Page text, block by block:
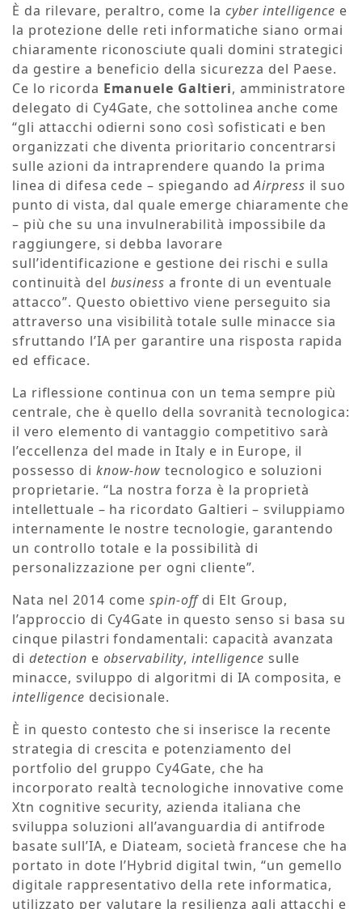
È da rilevare, peraltro, come la cyber intelligence e
la protezione delle reti informatiche siano ormai
chiaramente riconosciute quali domini strategici
da gestire a beneficio della sicurezza del Paese.
Ce lo ricorda Emanuele Galtieri, amministratore
delegato di Cy4Gate, che sottolinea anche come
“gli attacchi odierni sono così sofisticati e ben
organizzati che diventa prioritario concentrarsi
sulle azioni da intraprendere quando la prima
linea di difesa cede – spiegando adAirpress il suo
punto di vista, dal quale emerge chiaramente che
– più che su una invulnerabilità impossibile da
raggiungere, si debba lavorare
sull’identificazione e gestione dei rischi e sulla
continuità del business a fronte di un eventuale
attacco”. Questo obiettivo viene perseguito sia
attraverso una visibilità totale sulle minacce sia
sfruttando l’IA per garantire una risposta rapida
ed efficace.
La riflessione continua con un tema sempre più
centrale, che è quello della sovranità tecnologica:
il vero elemento di vantaggio competitivo sarà
l’eccellenza del made in Italy e in Europe, il
possesso di know-how tecnologico e soluzioni
proprietarie. “La nostra forza è la proprietà
intellettuale – ha ricordato Galtieri – sviluppiamo
internamente le nostre tecnologie, garantendo
un controllo totale e la possibilità di
personalizzazione per ogni cliente”.
Nata nel 2014 comespin-offdi Elt Group,
l’approccio di Cy4Gate in questo senso si basa su
cinque pilastri fondamentali: capacità avanzata
di detection e observability,intelligence sulle
minacce, sviluppo di algoritmi di IA composita, e
intelligence decisionale.
È in questo contesto che si inserisce la recente
strategia di crescita e potenziamento del
portfolio del gruppo Cy4Gate, che ha
incorporato realtà tecnologiche innovative come
Xtn cognitive security, azienda italiana che
sviluppa soluzioni all’avanguardia di antifrode
basate sull’IA, e Diateam, società francese che ha
portato in dote l’Hybrid digital twin, “un gemello
digitale rappresentativo della rete informatica,
utilizzato per valutare la resilienza agli attacchi e